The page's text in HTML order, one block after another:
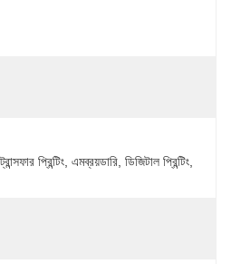
প্রিন্টিং, এমব্রয়ডারি, ডিজিটাল প্রিন্টিং,